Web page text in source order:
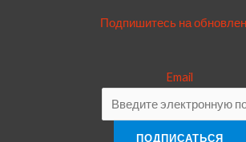
Подпишитесь на
Email
ПОДПИСАТЬСЯ